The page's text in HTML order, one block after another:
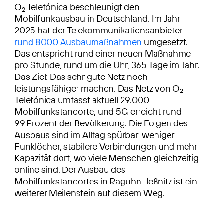
O2Telefónica beschleunigt den
Mobilfunkausbau in Deutschland. Im Jahr
2025 hat der Telekommunikationsanbieter
rund 8000 Ausbaumaßnahmen umgesetzt.
Das entspricht rund einer neuen Maßnahme
pro Stunde, rund um die Uhr, 365 Tage im Jahr.
Das Ziel: Das sehr gute Netz noch
leistungsfähiger machen. Das Netz von O2
Telefónica umfasst aktuell 29.000
Mobilfunkstandorte, und 5G erreicht rund
99 Prozent der Bevölkerung. Die Folgen des
Ausbaus sind im Alltag spürbar: weniger
Funklöcher, stabilere Verbindungen und mehr
Kapazität dort, wo viele Menschen gleichzeitig
online sind. Der Ausbau des
Mobilfunkstandortes in Raguhn-Jeßnitz ist ein
weiterer Meilenstein auf diesem Weg.